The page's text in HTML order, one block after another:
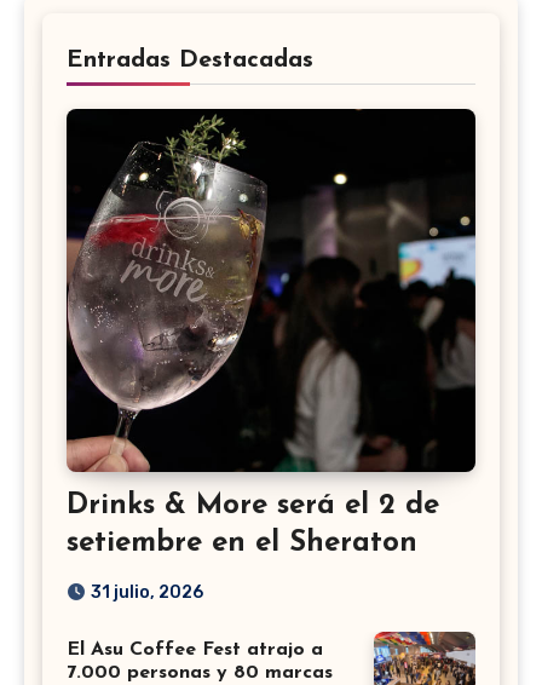
Entradas Destacadas
Drinks & More será el 2 de
setiembre en el Sheraton
31 julio, 2026
El Asu Coffee Fest atrajo a
7.000 personas y 80 marcas